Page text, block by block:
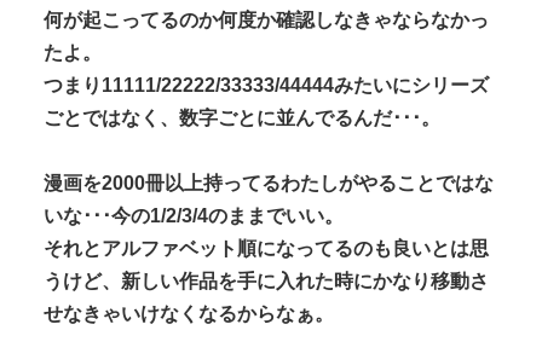
何が起こってるのか何度か確認しなきゃならなかっ
たよ。
つまり11111/22222/33333/44444みたいにシリーズ
ごとではなく、数字ごとに並んでるんだ･･･。
漫画を2000冊以上持ってるわたしがやることではな
いな･･･今の1/2/3/4のままでいい。
それとアルファベット順になってるのも良いとは思
うけど、新しい作品を手に入れた時にかなり移動さ
せなきゃいけなくなるからなぁ。